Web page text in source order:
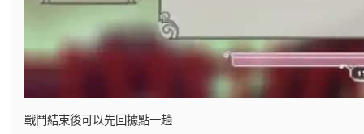
戰鬥結束後可以先回據點一趟